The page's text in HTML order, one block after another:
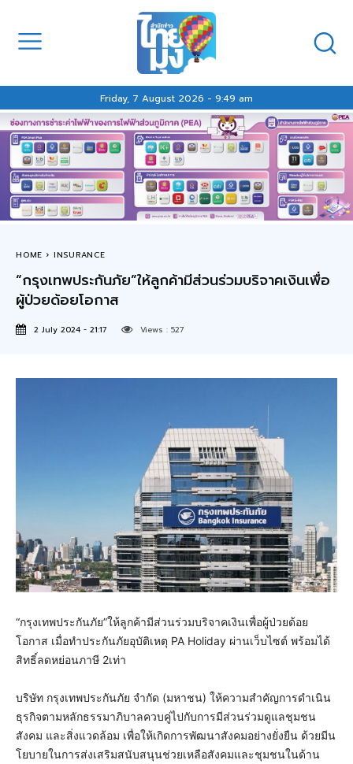
Friday, 7 August 2026 - 9:49 am
HOME INSURANCE
“กรุงเทพประกันภัย”ให้ลูกค้ามีส่วนร่วมบริจาคเงินเพื่อ
ผู้ป่วยด้อยโอกาส
2 July 2024 - 21:17 Views : 527
“กรุงเทพประกันภัย”ให้ลูกค้ามีส่วนร่วมบริจาคเงินเพื่อผู้ป่วยด้อย
โอกาส เมื่อทำประกันภัยอุบัติเหตุ PA Holiday ผ่านเว็บไซต์ พร้อมได้
สิทธิ์ลดหย่อนภาษี 2เท่า
บริษัท กรุงเทพประกันภัย จำกัด (มหาชน) ให้ความสำคัญการดำเนิน
ธุรกิจตามหลักธรรมาภิบาลควบคู่ไปกับการมีส่วนร่วมดูแลชุมชน
สังคม และสิ่งแวดล้อม เพื่อให้เกิดการพัฒนาสังคมอย่างยั่งยืน ด้วยมีน
โยบายในการส่งเสริมสนับสนุนช่วยเหลือสังคมและชุมชนในด้าน